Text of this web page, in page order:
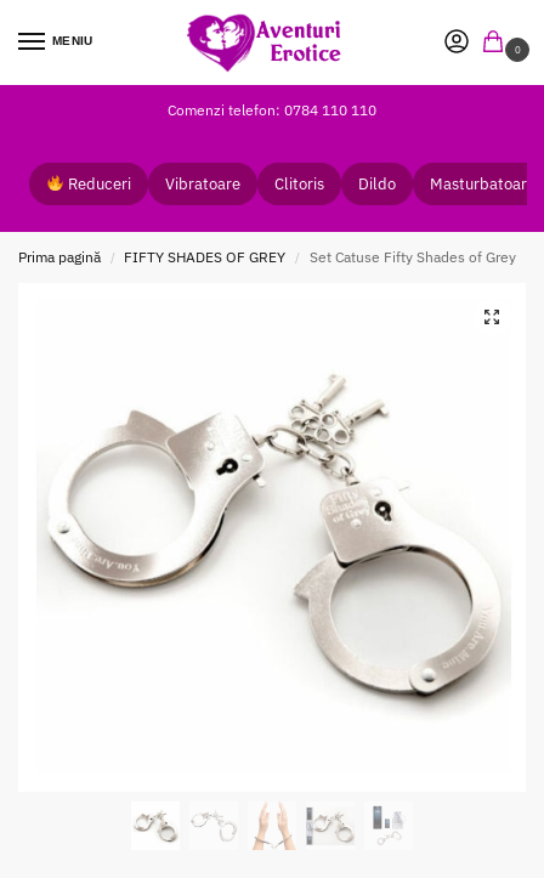
MENIU
0
Comenzi telefon: 0784 110 110
Reduceri Vibratoare Clitoris Dildo Masturbatoare
Prima pagină / FIFTY SHADES OF GREY / Set Catuse Fifty Shades of Grey